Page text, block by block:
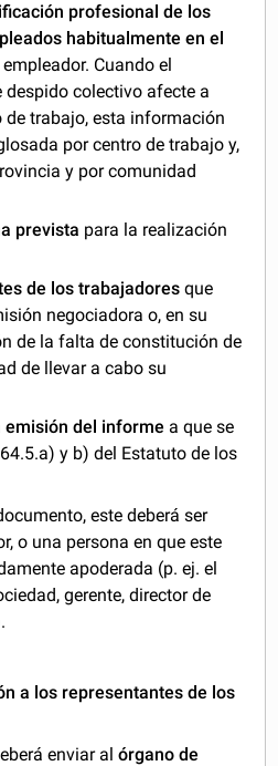
profesional de los
habitualmente en el
Cuando el
despido colectivo afecte a
de trabajo, esta información
por centro de trabajo y,
y por comunidad
prevista para la realización
de los trabajadores que
negociadora o, en su
de la falta de constitución de
de llevar a cabo su
emisión del informe a que se
y b) del Estatuto de los
este deberá ser
o una persona en que este
apoderada (p. ej. el
gerente, director de
a los representantes de los
enviar alórgano de